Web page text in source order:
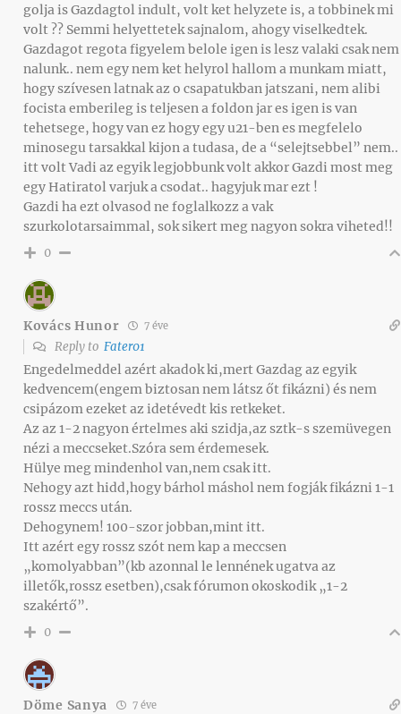
golja is Gazdagtol indult, volt ket helyzete is, a tobbinek mi
volt ?? Semmi helyettetek sajnalom, ahogy viselkedtek.
Gazdagot regota figyelem belole igen is lesz valaki csak nem
nalunk.. nem egy nem ket helyrol hallom a munkam miatt,
hogy szívesen latnak az o csapatukban jatszani, nem alibi
focista emberileg is teljesen a foldon jar es igen is van
tehetsege, hogy van ez hogy egy u21-ben es megfelelo
minosegu tarsakkal kijon a tudasa, de a “selejtsebbel” nem..
itt volt Vadi az egyik legjobbunk volt akkor Gazdi most meg
egy Hatiratol varjuk a csodat.. hagyjuk mar ezt !
Gazdi ha ezt olvasod ne foglalkozz a vak
szurkolotarsaimmal, sok sikert meg nagyon sokra viheted!!
0
Kovács Hunor 7 éve
Reply to Fater01
Engedelmeddel azért akadok ki,mert Gazdag az egyik
kedvencem(engem biztosan nem látsz őt fikázni) és nem
csipázom ezeket az idetévedt kis retkeket.
Az az 1-2 nagyon értelmes aki szidja,az sztk-s szemüvegen
nézi a meccseket.Szóra sem érdemesek.
Hülye meg mindenhol van,nem csak itt.
Nehogy azt hidd,hogy bárhol máshol nem fogják fikázni 1-1
rossz meccs után.
Dehogynem! 100-szor jobban,mint itt.
Itt azért egy rossz szót nem kap a meccsen
„komolyabban”(kb azonnal le lennének ugatva az
illetők,rossz esetben),csak fórumon okoskodik „1-2
szakértő”.
0
Döme Sanya 7 éve